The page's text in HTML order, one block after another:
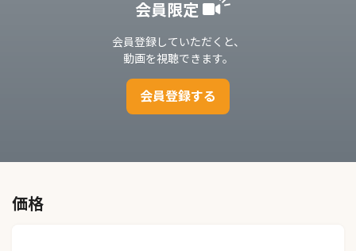
会員限定
会員登録していただくと、
動画を視聴できます。
会員登録する
価格